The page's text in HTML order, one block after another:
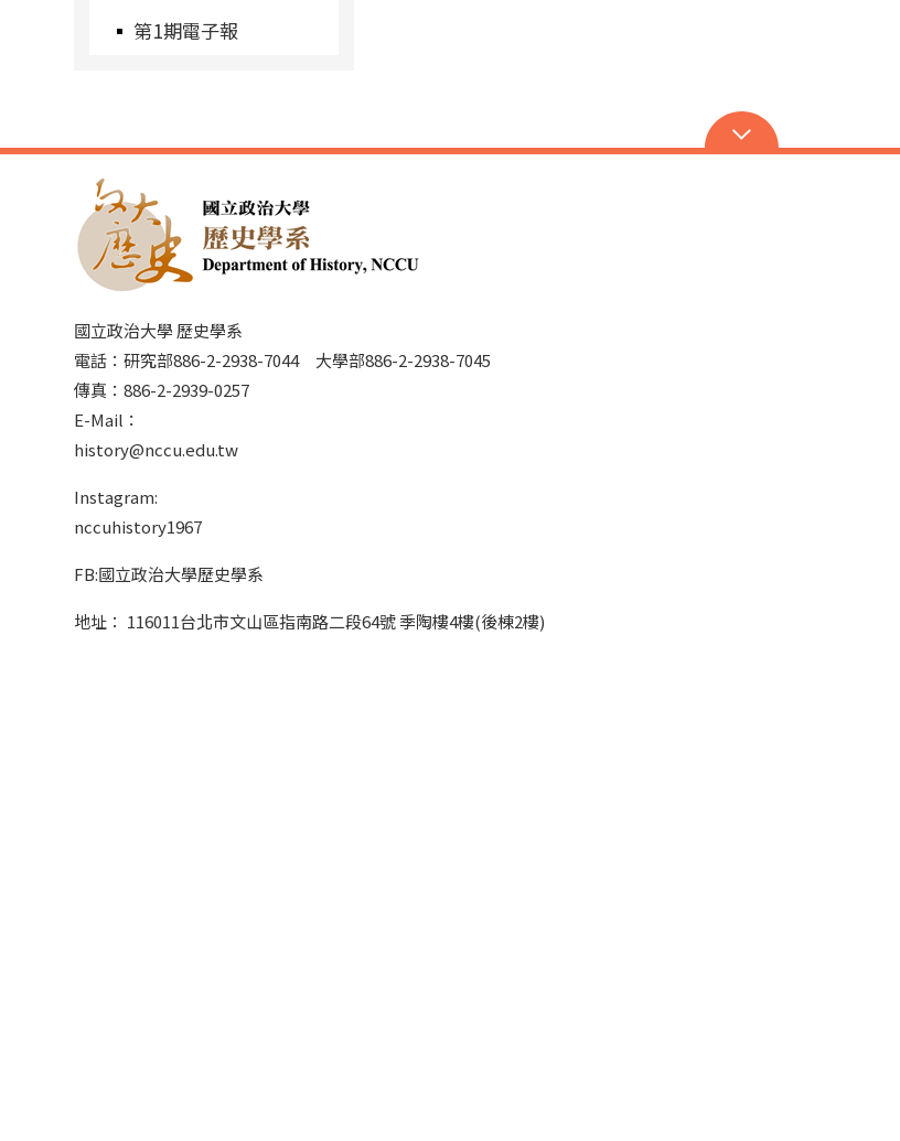
第1期電子報
國立政治大學 歷史學系
電話：研究部886-2-2938-7044 大學部886-2-2938-7045
傳真：886-2-2939-0257
E-Mail：
history@nccu.edu.tw
Instagram:
nccuhistory1967
FB:國立政治大學歷史學系
地址： 116011台北市文山區指南路二段64號 季陶樓4樓(後棟2樓)